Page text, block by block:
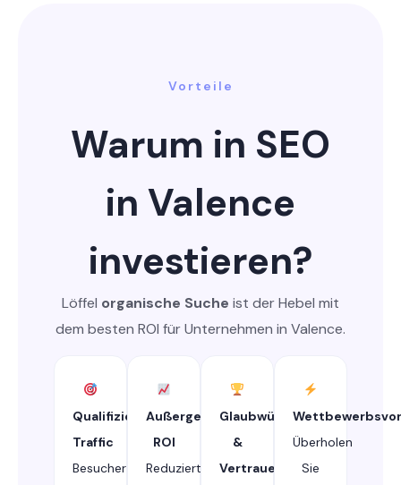
Vorteile
Warum in SEO
in Valence
investieren?
Löffel organische Suche ist der Hebel mit
dem besten ROI für Unternehmen in Valence.
Qualifizierter
Traffic
Besucher
Außergewöhnlicher
ROI
Reduzierte
Glaubwürdigkeit
&
Vertrauen
Überholen
Sie